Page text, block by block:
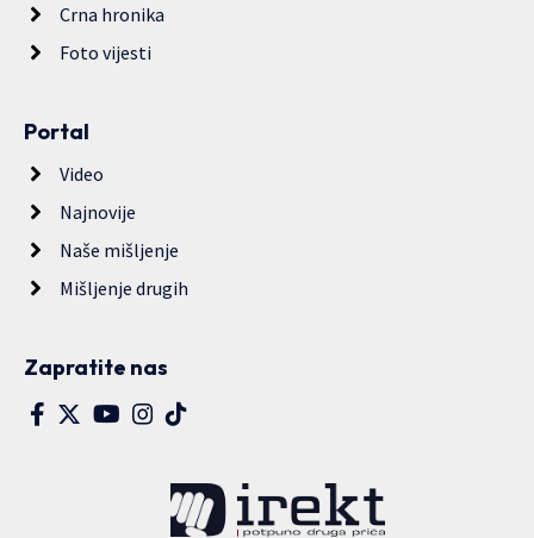
Crna hronika
Foto vijesti
Portal
Video
Najnovije
Naše mišljenje
Mišljenje drugih
Zapratite nas